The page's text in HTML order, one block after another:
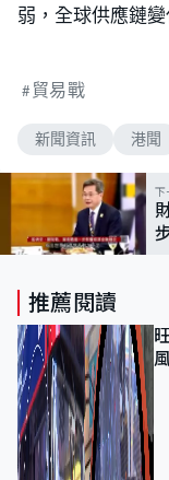
弱，全球供應鏈
貿易戰
新聞資訊 港聞
下
推薦閱讀